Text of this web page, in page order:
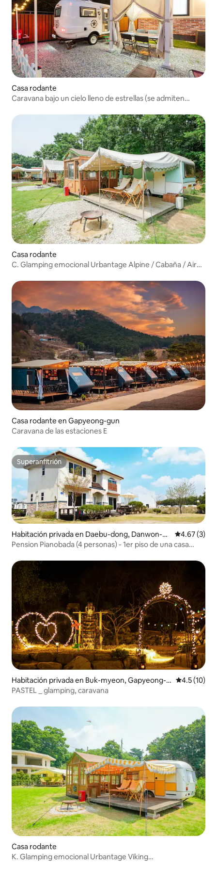
Casa rodante
Caravana bajo un cielo lleno de estrellas (se admiten
Casa rodante
C. Glamping emocional Urbantage Alpine / Cabaña / Aire
Casa rodante en Gapyeong-gun
Caravana de las estaciones E
Superanfitrión
Superanfitrión
Habitación privada en Daebu-dong, Danwon-g
u, Ansan-si
Calificación
4.67 (3)
Pension Pianobada (4 personas) - 1er piso de una casa
Habitación privada en Buk-myeon, Gapyeong-g
un
Calificación
4.5 (10)
PASTEL _ glamping, caravana
Casa rodante
K. Glamping emocional Urbantage Viking